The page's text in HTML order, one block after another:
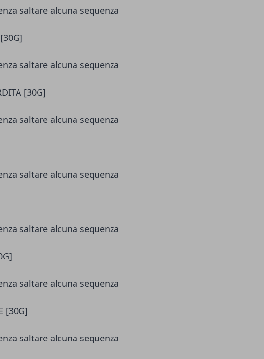
saltare alcuna sequenza
saltare alcuna sequenza
[30G]
saltare alcuna sequenza
saltare alcuna sequenza
saltare alcuna sequenza
saltare alcuna sequenza
[30G]
saltare alcuna sequenza